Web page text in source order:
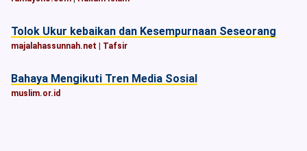
Tolok Ukur kebaikan dan Kesempurnaan Seseorang
majalahassunnah.net Tafsir
Bahaya Mengikuti Tren Media Sosial
muslim.or.id